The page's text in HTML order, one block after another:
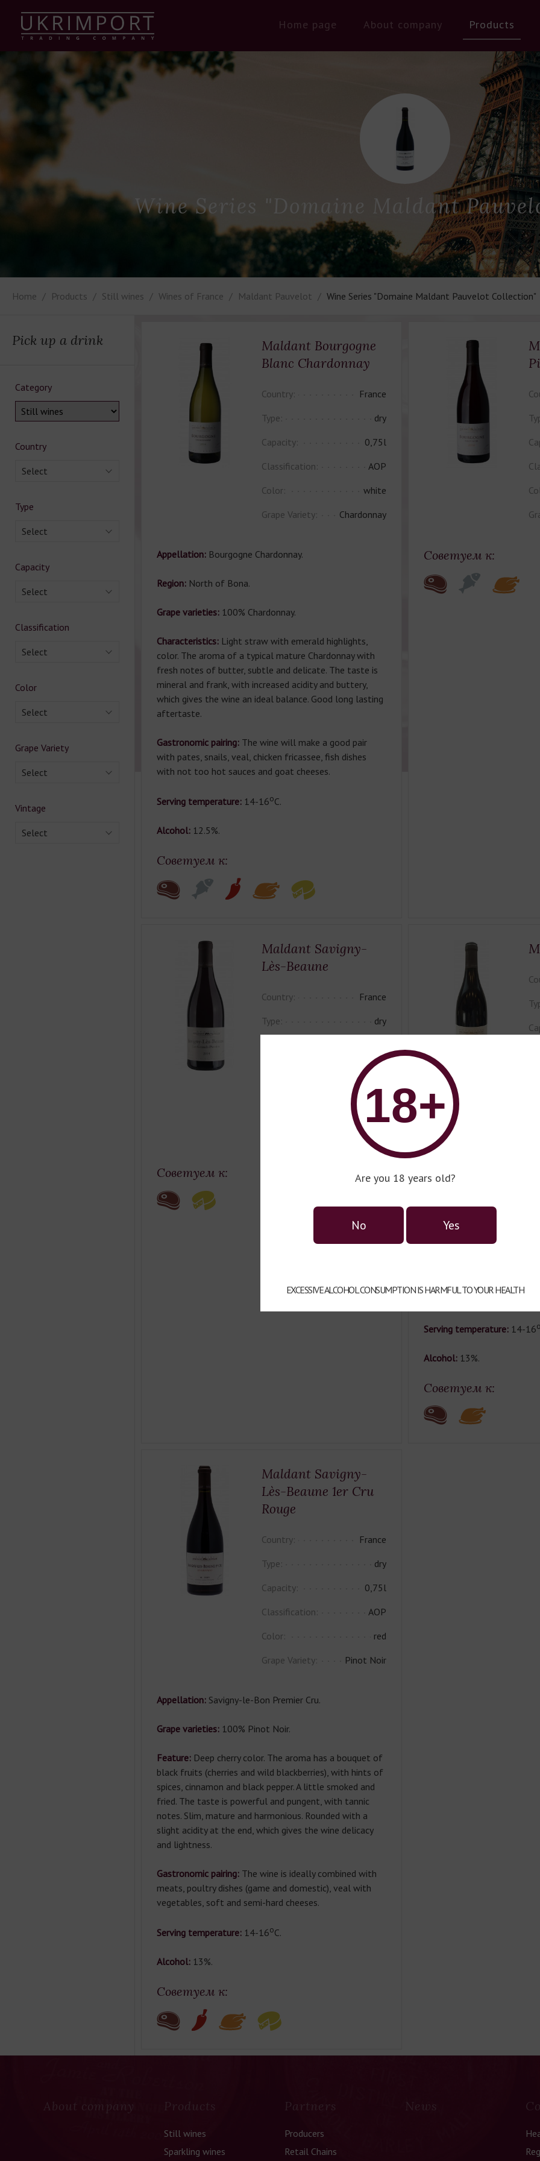
18+
Are you 18 years old?
No Yes
EXCESSIVE ALCOHOL CONSUMPTION IS HARMFUL TO YOUR HEALTH
Home page About company Products
Wine Series "Domaine Maldant
Home Products Still wines Wines of France Maldant Pauvelot Wine Series "Domaine Maldant Pauvelot Collection"
Pick up a drink
Category
Country
Select
Type
Select
Capacity
Select
Classification
Select
Color
Select
Grape Variety
Select
Vintage
Select
Maldant Bourgogne
Blanc Chardonnay
Country:
France
Type:
dry
Capacity:
0,75l
Classification:
AOP
Color:
white
Grape Variety:
Chardonnay
Appellation: Bourgogne Chardonnay.
Region: North of Bona.
Grape varieties: 100% Chardonnay.
Characteristics: Light straw with emerald highlights,
color. The aroma of a typical mature Chardonnay with
fresh notes of butter, subtle and delicate. The taste is
mineral and frank, with increased acidity and buttery,
which gives the wine an ideal balance. Good long lasting
aftertaste.
Gastronomic pairing: The wine will make a good pair
with pates, snails, veal, chicken fricassee, fish dishes
with not too hot sauces and goat cheeses.
Serving temperature: 14-16оС.
Alcohol: 12.5%.
Советуем к:
Советуем к:
Maldant Savigny-
Lès-Beaune
Country:
France
Type:
dry
AOP
red
Pinot Noir
Советуем к:
Commune:
100% Pinot
Dark red color.
(raspberries, red currants,
cinnamon) mixed with
taste is soft and full-
Gastronomic pairing:
Serving temperature: 14-16о
Alcohol: 13%.
Советуем к:
Maldant Savigny-
Lès-Beaune 1er Cru
Rouge
Country:
France
Type:
dry
Capacity:
0,75l
Classification:
AOP
Color:
red
Grape Variety:
Pinot Noir
Appellation: Savigny-le-Bon Premier Cru.
Grape varieties: 100% Pinot Noir.
Feature: Deep cherry color. The aroma has a bouquet of
black fruits (cherries and wild blackberries), with hints of
spices, cinnamon and black pepper. A little smoked and
fried. The taste is powerful and pungent, with tannic
notes. Slim, mature and harmonious. Rounded with a
slight acidity at the end, which gives the wine delicacy
and lightness.
Gastronomic pairing: The wine is ideally combined with
meats, poultry dishes (game and domestic), veal with
vegetables, soft and semi-hard cheeses.
Serving temperature: 14-16оС.
Alcohol: 13%.
Советуем к:
About company Products
Still wines
Sparkling wines
Partners
Producers
Retail Chains
News